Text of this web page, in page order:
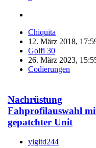
Chiquita
12. März 2018,
Golfi 30
26. März 2023,
Codierungen
Nachrüstung
Fahprofilauswahl
gepatchter Unit
yigitd244